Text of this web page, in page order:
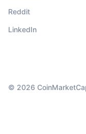
Reddit
LinkedIn
© 2026